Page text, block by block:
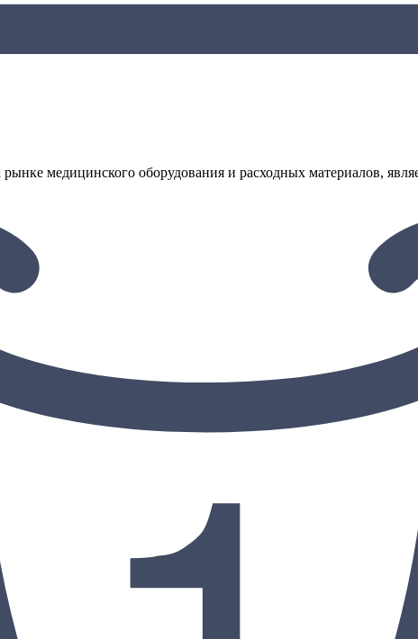
медицинского оборудования и расходных материалов,